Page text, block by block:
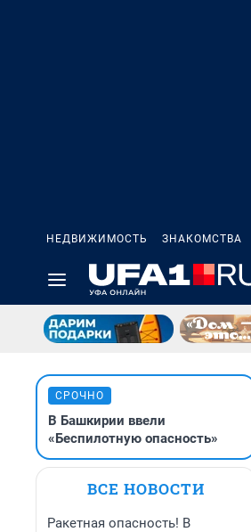
НЕДВИЖИМОСТЬ ЗНАКОМСТВА
СРОЧНО
В Башкирии ввели
«Беспилотную опасность»
ВСЕ НОВОСТИ
Ракетная опасность! В